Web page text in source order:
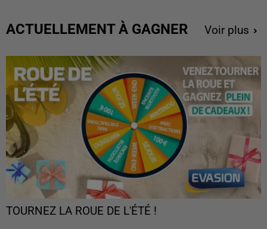
ACTUELLEMENT À GAGNER Voir plus
TOURNEZ LA ROUE DE L'ÉTÉ !